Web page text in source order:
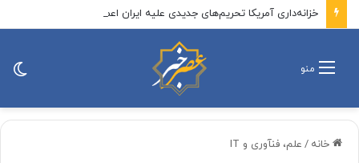
خزانه‌داری آمریکا تحریم‌های جدیدی علیه ایران اعمال کرد
منو
خانه / علم، فنآوری و IT